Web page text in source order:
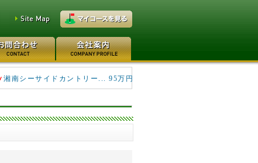
鷹之台カンツリー倶楽部 1950万円
湘南シーサイドカントリー... 95万円